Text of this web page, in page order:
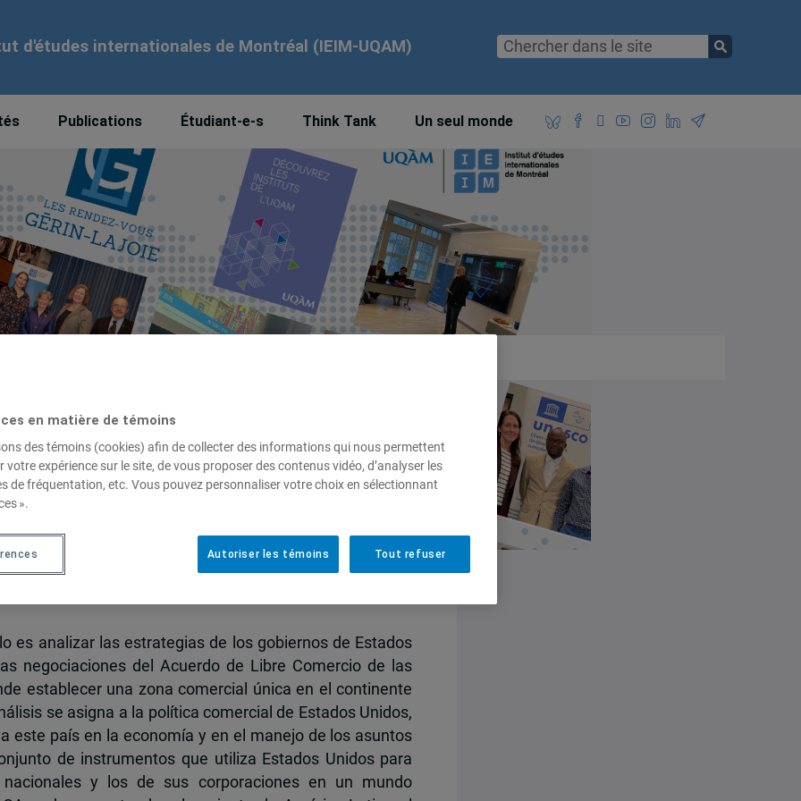
d'études internationales de Montréal (IEIM-UQAM)
Publications Étudiant-e-s Think Tank Un seul monde
gobiernos de América del
negociaciones del ALCA
Guillén R.
es analizar las estrategias de los gobiernos de Estados
negociaciones del Acuerdo de Libre Comercio de las
establecer una zona comercial única en el continente
se asigna a la política comercial de Estados Unidos,
este país en la economía y en el manejo de los asuntos
de instrumentos que utiliza Estados Unidos para
y los de sus corporaciones en un mundo
en matière de témoins
des témoins (cookies) afin de collecter des informations qui nous permettent
votre expérience sur le site, de vous proposer des contenus vidéo, d’analyser les
de fréquentation, etc. Vous pouvez personnaliser votre choix en sélectionnant
».
Tout refuser
Autoriser les témoins